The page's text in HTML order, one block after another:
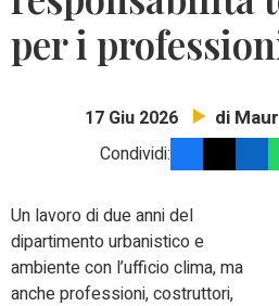
per i
17 Giu 2026 di
Condividi:
Un lavoro di due anni del
dipartimento urbanistico e
ambiente con l’ufficio clima, ma
anche professioni, costruttori,